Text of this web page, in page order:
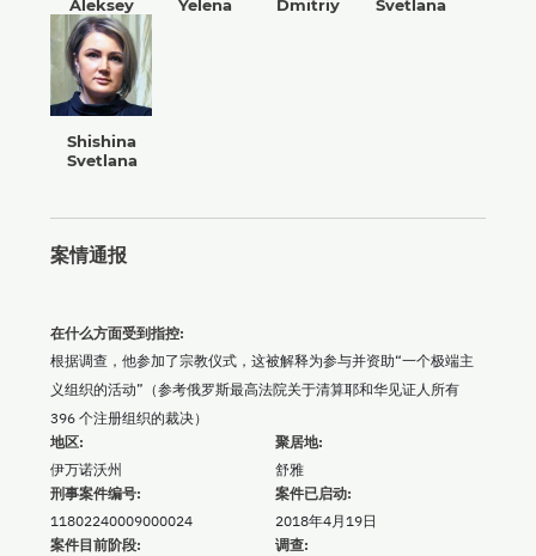
Aleksey
Yelena
Dmitriy
Svetlana
Shishina
Svetlana
案情通报
地区:
伊万诺沃州
聚居地:
舒雅
在什么方面受到指控:
根据调查，他参加了宗教仪式，这被解释为参与并资助“一个极端主
义组织的活动”（参考俄罗斯最高法院关于清算耶和华见证人所有
396 个注册组织的裁决）
刑事案件编号:
11802240009000024
案件已启动:
2018年4月19日
案件目前阶段:
调查: